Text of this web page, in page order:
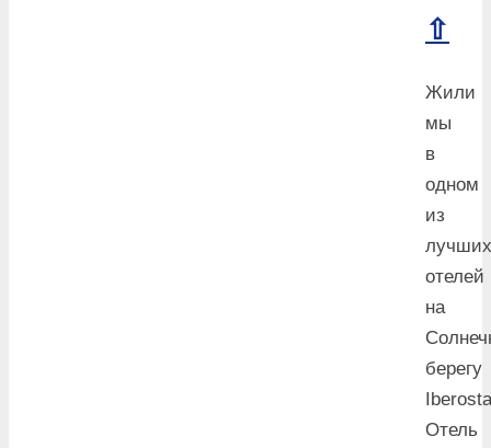
⇧
Жили
мы
в
одном
из
лучших
отелей
на
берегу
Отель